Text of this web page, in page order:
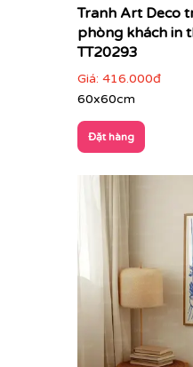
Tranh Art Deco
phòng khách in
TT20293
Giá: 416.000đ
60x60cm
Đặt hàng